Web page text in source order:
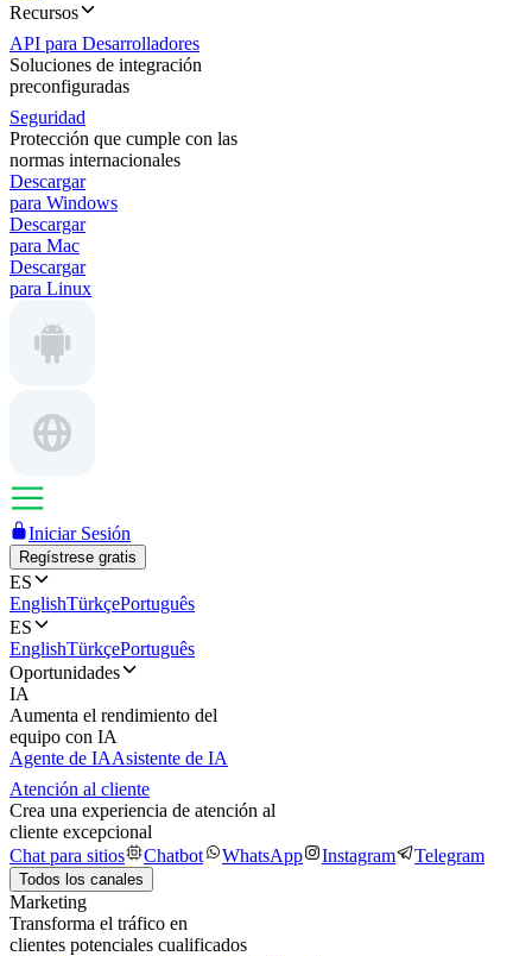
Recursos
API para Desarrolladores
Soluciones de integración
preconfiguradas
Seguridad
Protección que cumple con las
normas internacionales
Descargar
para Windows
Descargar
para Mac
Descargar
para Linux
Iniciar Sesión
Regístrese gratis
ES
EnglishTürkçePortuguês
ES
EnglishTürkçePortuguês
Oportunidades
IA
Aumenta el rendimiento del
equipo con IA
Agente de IAAsistente de IA
Atención al cliente
Crea una experiencia de atención al
cliente excepcional
Chat para sitios
Chatbot WhatsApp Instagram Telegram
Todos los canales
Marketing
Transforma el tráfico en
clientes potenciales cualificados